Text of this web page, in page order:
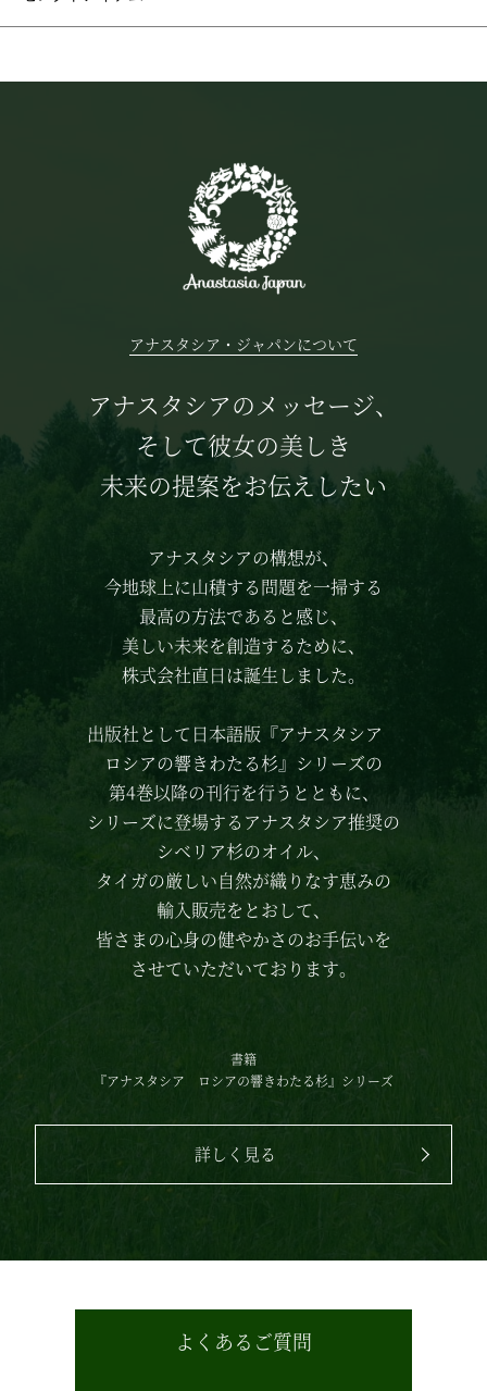
アナスタシア・ジャパンについて
アナスタシアのメッセージ、
そして彼女の美しき
未来の提案をお伝えしたい
アナスタシアの構想が、
今地球上に山積する問題を一掃する
最高の方法であると感じ、
美しい未来を創造するために、
株式会社直日は誕生しました。
出版社として日本語版 『アナスタシア
ロシアの響きわたる杉』シリーズの
第4巻以降の刊行を行うとともに、
シリーズに登場する アナスタシア推奨の
シベリア杉のオイル、
タイガの厳しい自然が織りなす恵みの
輸入販売をとおして、
皆さまの心身の健やかさのお手伝いを
させていただいております。
書籍
『アナスタシア
ロシアの響きわたる杉』シリーズ
詳しく見る
よくあるご質問